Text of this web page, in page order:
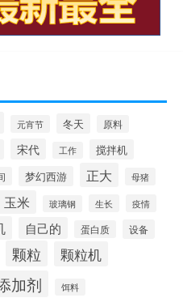
元宵节 冬天 原料
宋代 工作 搅拌机
梦幻西游 正大 母猪
玉米 玻璃钢 生长 疫情
自己的 蛋白质 设备
颗粒 颗粒机
加剂 饵料